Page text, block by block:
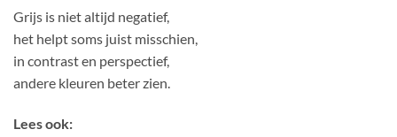
Grijs is niet altijd negatief,
het helpt soms juist misschien,
in contrast en perspectief,
andere kleuren beter zien.
Lees ook: